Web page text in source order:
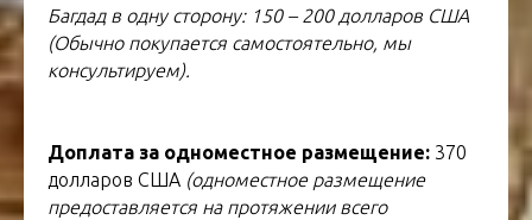
Багдад в одну сторону: 150 – 200 долларов США
(Обычно покупается самостоятельно, мы
консультируем).
Доплата за одноместное размещение: 370
долларов США (одноместное размещение
предоставляется на протяжении всего